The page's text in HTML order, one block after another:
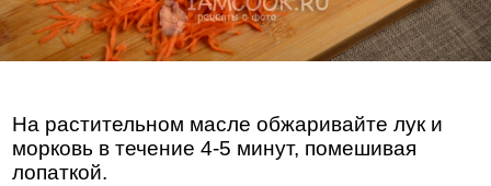
На растительном масле обжаривайте лук и
морковь в течение 4-5 минут, помешивая
лопаткой.